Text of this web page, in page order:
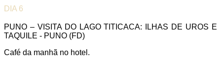
DIA 6
PUNO – VISITA DO LAGO TITICACA: ILHAS DE UROS E
TAQUILE - PUNO (FD)
Café da manhã no hotel.